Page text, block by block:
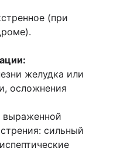
(при
желудка или
осложнения
выраженной
сильный